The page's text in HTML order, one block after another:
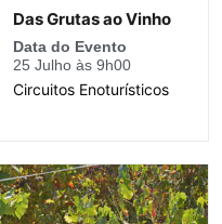
Das Grutas ao Vinho
Data do Evento
25 Julho às 9h00
Circuitos Enoturísticos